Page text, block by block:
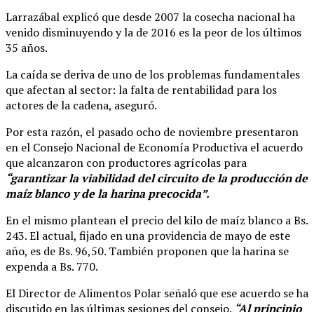
Larrazábal explicó que desde 2007 la cosecha nacional ha
venido disminuyendo y la de 2016 es la peor de los últimos
35 años.
La caída se deriva de uno de los problemas fundamentales
que afectan al sector: la falta de rentabilidad para los
actores de la cadena, aseguró.
Por esta razón, el pasado ocho de noviembre presentaron
en el Consejo Nacional de Economía Productiva el acuerdo
que alcanzaron con productores agrícolas para
“garantizar la viabilidad del circuito de la producción de
maíz blanco y de la harina precocida”.
En el mismo plantean el precio del kilo de maíz blanco a Bs.
243. El actual, fijado en una providencia de mayo de este
año, es de Bs. 96,50. También proponen que la harina se
expenda a Bs. 770.
El Director de Alimentos Polar señaló que ese acuerdo se ha
discutido en las últimas sesiones del consejo. “Al principio